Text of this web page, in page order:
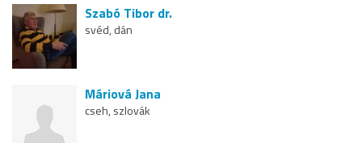
Szabó Tibor dr.
svéd, dán
Máriová Jana
cseh, szlovák